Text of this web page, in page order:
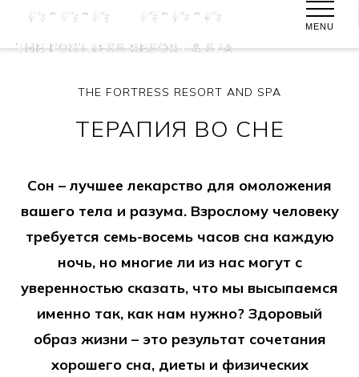
MENU
THE FORTRESS RESORT AND SPA
ТЕРАПИЯ ВО СНЕ
Сон – лучшее лекарство для омоложения
вашего тела и разума. Взрослому человеку
требуется семь-восемь часов сна каждую
ночь, но многие ли из нас могут с
уверенностью сказать, что мы высыпаемся
именно так, как нам нужно? Здоровый
образ жизни – это результат сочетания
хорошего сна, диеты и физических